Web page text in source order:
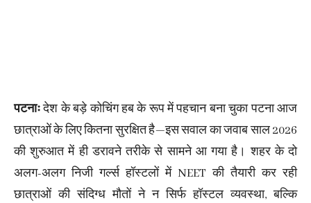
पटनाःदेश के बड़े कोचिंग हब के रूप में पहचान बना चुका पटना आज
छात्राओं के लिए कितना सुरक्षित है—इस सवाल का जवाब साल 2026
की शुरुआत में ही डरावने तरीके से सामने आ गया है। शहर के दो
अलग-अलग निजी गर्ल्स हॉस्टलों में NEET की तैयारी कर रही
छात्राओं की संदिग्ध मौतों ने न सिर्फ हॉस्टल व्यवस्था, बल्कि